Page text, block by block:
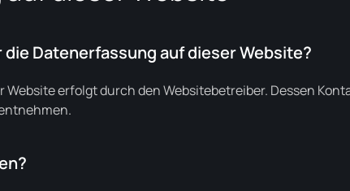
Datenerfassung auf dieser Website?
erfolgt durch den Websitebetreiber. Dessen